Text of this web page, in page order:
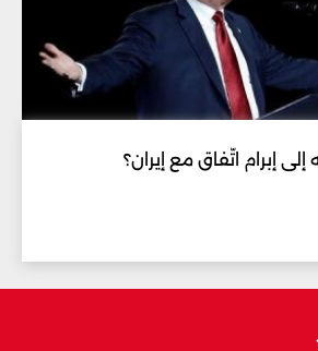
إبرام اتّفاق مع إيران؟